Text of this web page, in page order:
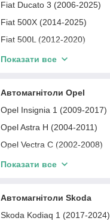
Fiat Ducato 3 (2006-2025)
Fiat 500X (2014-2025)
Fiat 500L (2012-2020)
Fiat Doblo 2 (2010-2021)
Показати все
Автомагнітоли Opel
Opel Insignia 1 (2009-2017)
Opel Astra H (2004-2011)
Opel Vectra C (2002-2008)
Opel Astra J (2009-2015)
Автомагнітоли Opel Movano
Автомагнітоли Opel Vivaro
Показати все
Автомагнітоли Skoda
Skoda Kodiaq 1 (2017-2024)